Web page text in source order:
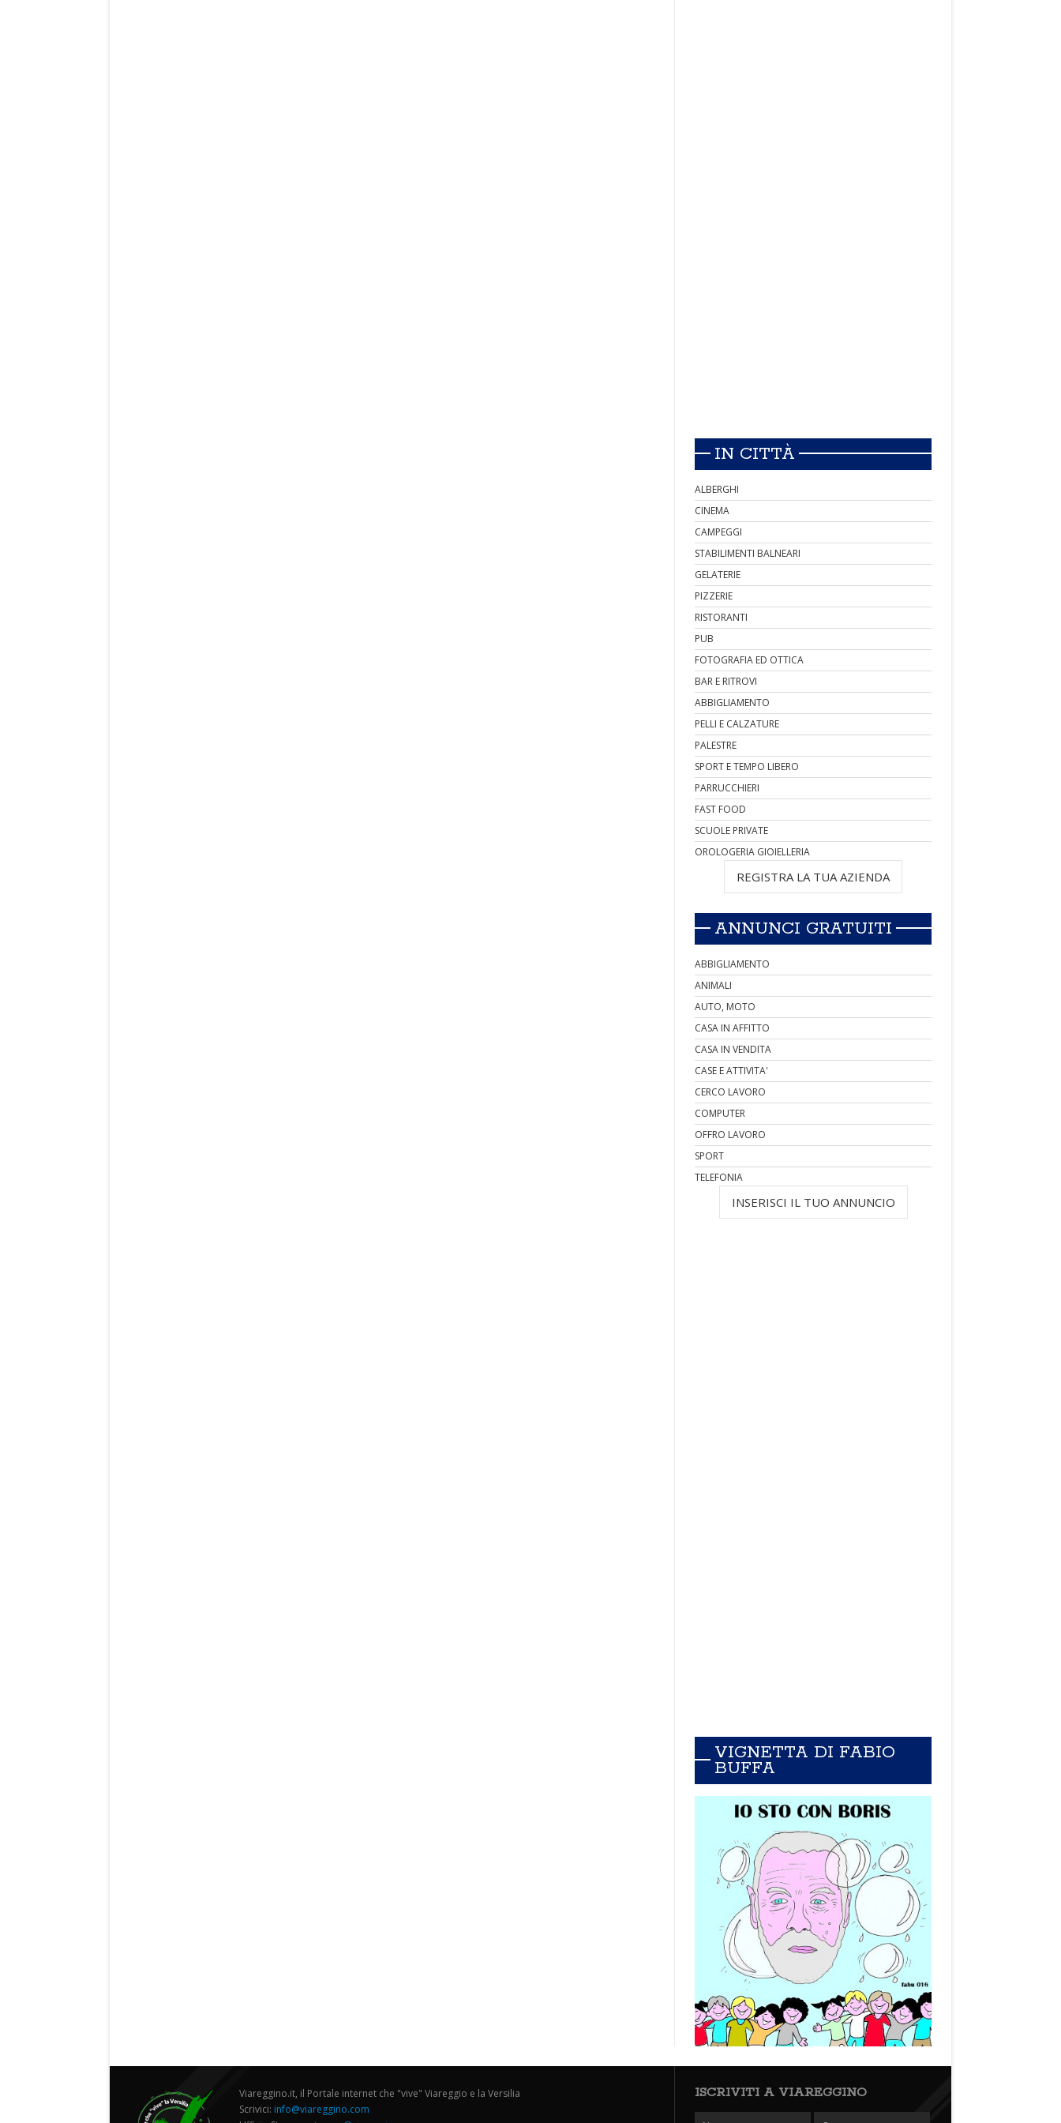
IN CITTÀ
ALBERGHI
CINEMA
CAMPEGGI
STABILIMENTI BALNEARI
GELATERIE
PIZZERIE
RISTORANTI
PUB
FOTOGRAFIA ED OTTICA
BAR E RITROVI
ABBIGLIAMENTO
PELLI E CALZATURE
PALESTRE
SPORT E TEMPO LIBERO
PARRUCCHIERI
FAST FOOD
SCUOLE PRIVATE
OROLOGERIA GIOIELLERIA
REGISTRA LA TUA AZIENDA
ANNUNCI GRATUITI
ABBIGLIAMENTO
ANIMALI
AUTO, MOTO
CASA IN AFFITTO
CASA IN VENDITA
CASE E ATTIVITA'
CERCO LAVORO
COMPUTER
OFFRO LAVORO
SPORT
TELEFONIA
INSERISCI IL TUO ANNUNCIO
VIGNETTA DI FABIO
BUFFA
Viareggino.it, il Portale internet che "vive" Viareggio e la Versilia
Scrivici: info@viareggino.com
ISCRIVITI A VIAREGGINO